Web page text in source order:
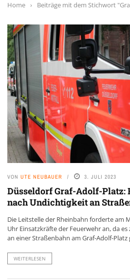
Home › Beiträge mit dem Stichwort
VON UTE NEUBAUER 3. JULI 2023
Düsseldorf Graf-Adolf-Platz:
nach Undichtigkeit an
Die Leitstelle der Rheinbahn forderte am
Uhr Einsatzkräfte der Feuerwehr an, da
an einer Straßenbahn am Graf-Adolf-Platz
WEITERLESEN